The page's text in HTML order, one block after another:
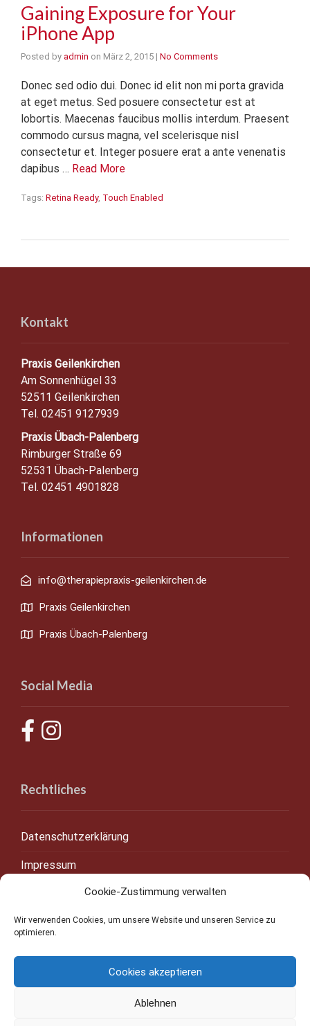
Cookie-Zustimmung verwalten
Wir verwenden Cookies, um unsere Website und unseren Service zu
optimieren.
Cookies akzeptieren
Ablehnen
Gaining Exposure for Your
iPhone App
Posted by admin on März 2, 2015 | No Comments
Donec sed odio dui. Donec id elit non mi porta gravida
at eget metus. Sed posuere consectetur est at
lobortis. Maecenas faucibus mollis interdum. Praesent
commodo cursus magna, vel scelerisque nisl
consectetur et. Integer posuere erat a ante venenatis
dapibus … Read More
Tags: Retina Ready, Touch Enabled
Kontakt
Praxis Geilenkirchen
Am Sonnenhügel 33
52511 Geilenkirchen
Tel. 02451 9127939
Praxis Übach-Palenberg
Rimburger Straße 69
52531 Übach-Palenberg
Tel. 02451 4901828
Informationen
info@therapiepraxis-geilenkirchen.de
Praxis Geilenkirchen
Praxis Übach-Palenberg
Social Media
Rechtliches
Datenschutzerklärung
Impressum
Cookie-Richtlinie (EU)
Kontakt